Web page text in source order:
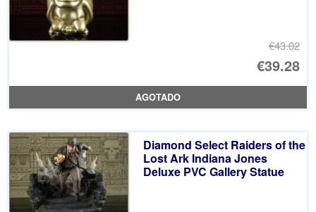
€43.02
El
€39.28
El
AGOTADO
Diamond Select Raiders of the
Lost Ark Indiana Jones
Deluxe PVC Gallery Statue